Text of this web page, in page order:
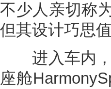
不少人亲切称
但其设计巧思
进入车内，
座舱